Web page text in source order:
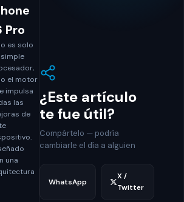
Pro
es solo
simple
el motor
impulsa
las
de
una
¿Este artículo
te fue útil?
Compártelo — podría
cambiarle el día a alguien
WhatsApp
X /
Twitter